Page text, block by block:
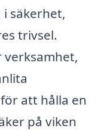
säkerhet,
trivsel.
verksamhet,
att hålla en
på viken